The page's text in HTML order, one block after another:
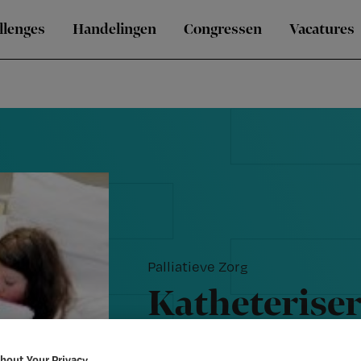
Handelingen Congressen Vacatures
Palliatieve Zorg